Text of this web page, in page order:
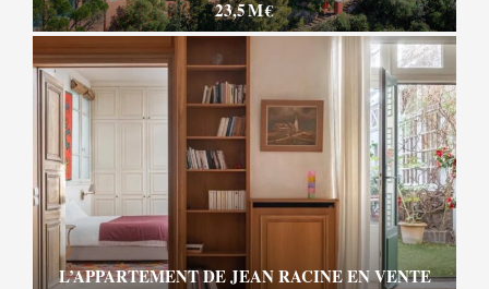
23,5 M €
L’APPARTEMENT DE JEAN RACINE EN VENTE